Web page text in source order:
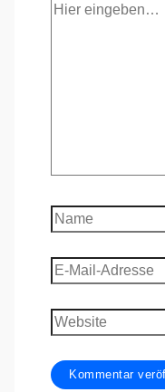
Hier
Name
E-
Mail-
Adresse
Website